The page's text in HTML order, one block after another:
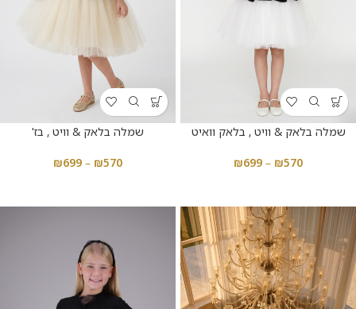
שמלה בלאק & וויט , בלאק וואיט
₪570
–
₪699
שמלה בלאק & וויט , בז'
₪570
–
₪699